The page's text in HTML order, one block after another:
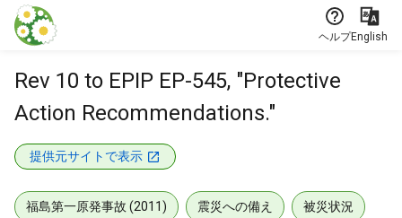
本文に飛ぶ
ヘルプEnglish
Rev 10 to EPIP EP-545, "Protective
Action Recommendations."
提供元サイトで表示
福島第一原発事故 (2011) 震災への備え 被災状況